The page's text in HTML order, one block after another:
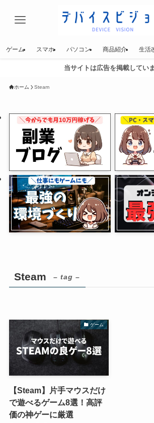
ゲーム スマホ パソコン 商品紹介 生活
当サイトは広告を掲載してい
ホーム Steam
Steam – tag –
ゲーム
【Steam】片手マウスだけ
で遊べるゲーム8選！高評
価の神ゲーに厳選